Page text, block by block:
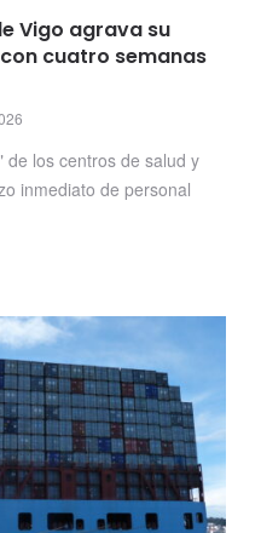
Vigo agrava su
cuatro semanas
de los centros de salud y
inmediato de personal